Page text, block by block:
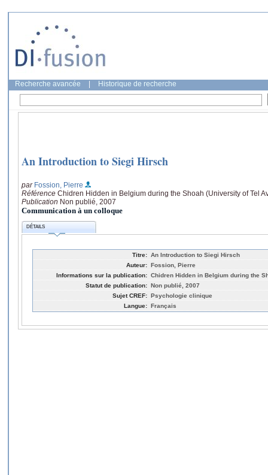
Recherche avancée Historique de recherche
An Introduction to Siegi Hirsch
par Fossion, Pierre
Référence Chidren Hidden in Belgium during the Shoah (University of Tel
Publication Non publié, 2007
Communication à un colloque
DÉTAILS
Titre: An Introduction to Siegi Hirsch
Auteur: Fossion, Pierre
Informations sur la publication: Chidren Hidden in Belgium during the
Statut de publication: Non publié, 2007
Sujet CREF: Psychologie clinique
Langue: Français